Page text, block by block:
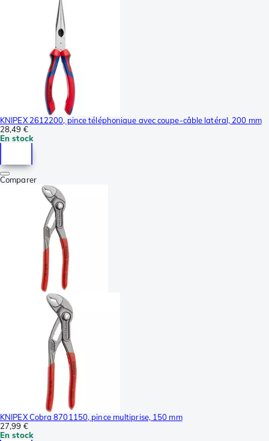
KNIPEX 2612200, pince téléphonique avec coupe-câble latéral, 200 mm
28,49 €
En stock
Comparer
KNIPEX Cobra 8701150, pince multiprise, 150 mm
27,99 €
En stock